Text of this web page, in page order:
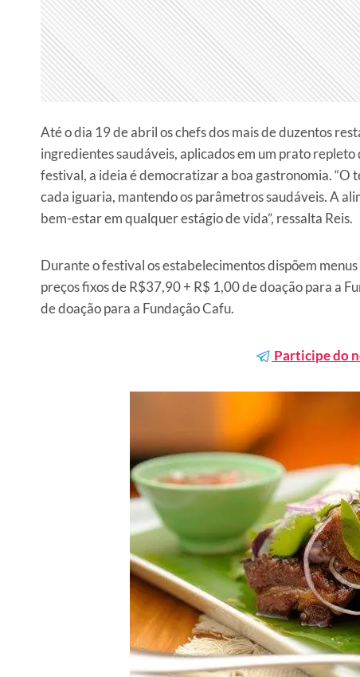
Até o dia 19 de abril os chefs dos mais de duzentos
ingredientes saudáveis, aplicados em um prato
festival, a ideia é democratizar a boa gastronomia.
cada iguaria, mantendo os parâmetros saudáveis. A
bem-estar em qualquer estágio de vida”, ressalta Reis.
Durante o festival os estabelecimentos dispõem
preços fixos de R$37,90 + R$ 1,00 de doação para a
de doação para a Fundação Cafu.
Participe do